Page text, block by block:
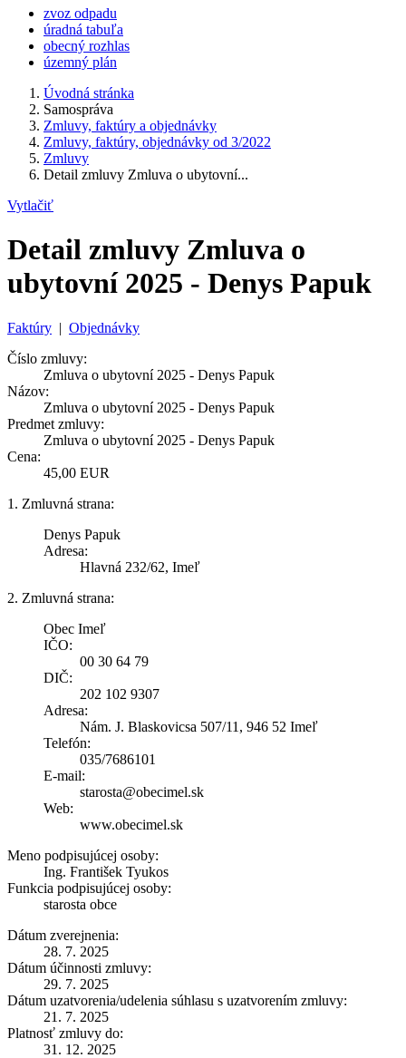
zvoz odpadu
úradná tabuľa
obecný rozhlas
územný plán
Úvodná stránka
Samospráva
Zmluvy, faktúry a objednávky
Zmluvy, faktúry, objednávky od 3/2022
Zmluvy
Detail zmluvy Zmluva o ubytovní...
Vytlačiť
Detail zmluvy Zmluva o
ubytovní 2025 - Denys Papuk
Faktúry | Objednávky
Číslo zmluvy:
Zmluva o ubytovní 2025 - Denys Papuk
Názov:
Zmluva o ubytovní 2025 - Denys Papuk
Predmet zmluvy:
Zmluva o ubytovní 2025 - Denys Papuk
Cena:
45,00 EUR
1. Zmluvná strana:
Denys Papuk
Adresa:
Hlavná 232/62, Imeľ
2. Zmluvná strana:
Obec Imeľ
IČO:
00 30 64 79
DIČ:
202 102 9307
Adresa:
Nám. J. Blaskovicsa 507/11, 946 52 Imeľ
Telefón:
035/7686101
E-mail:
starosta@obecimel.sk
Web:
www.obecimel.sk
Meno podpisujúcej osoby:
Ing. František Tyukos
Funkcia podpisujúcej osoby:
starosta obce
Dátum zverejnenia:
28. 7. 2025
Dátum účinnosti zmluvy:
29. 7. 2025
Dátum uzatvorenia/udelenia súhlasu s uzatvorením zmluvy:
21. 7. 2025
Platnosť zmluvy do:
31. 12. 2025